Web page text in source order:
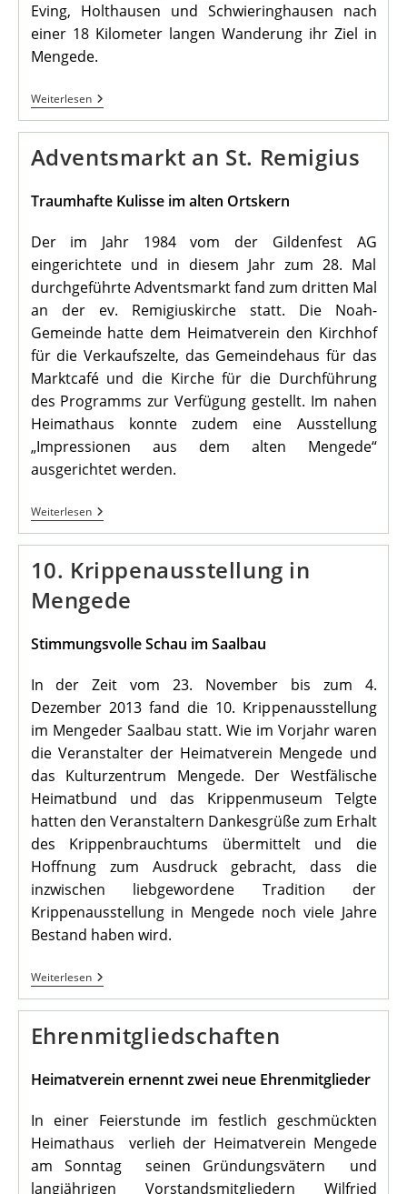
Eving, Holthausen und Schwieringhausen nach
einer 18 Kilometer langen Wanderung ihr Ziel in
Mengede.
WeiterlesenBesuch
Aus
Lünen
Heimathaus
Adventsmarkt an St. Remigius
Traumhafte Kulisse im alten Ortskern
Der im Jahr 1984 vom der Gildenfest AG
eingerichtete und in diesem Jahr zum 28. Mal
durchgeführte Adventsmarkt fand zum dritten Mal
an der ev. Remigiuskirche statt. Die Noah-
Gemeinde hatte dem Heimatverein den Kirchhof
für die Verkaufszelte, das Gemeindehaus für das
Marktcafé und die Kirche für die Durchführung
des Programms zur Verfügung gestellt. Im nahen
Heimathaus konnte zudem eine Ausstellung
„Impressionen aus dem alten Mengede“
ausgerichtet werden.
WeiterlesenAdventsmarkt
An
St.
10. Krippenausstellung in
Mengede
Stimmungsvolle Schau im Saalbau
In der Zeit vom 23. November bis zum 4.
Dezember 2013 fand die 10. Krippenausstellung
im Mengeder Saalbau statt. Wie im Vorjahr waren
die Veranstalter der Heimatverein Mengede und
das Kulturzentrum Mengede. Der Westfälische
Heimatbund und das Krippenmuseum Telgte
hatten den Veranstaltern Dankesgrüße zum Erhalt
des Krippenbrauchtums übermittelt und die
Hoffnung zum Ausdruck gebracht, dass die
inzwischen liebgewordene Tradition der
Krippenausstellung in Mengede noch viele Jahre
Bestand haben wird.
Weiterlesen10.
Krippenausstellung
In
Ehrenmitgliedschaften
Heimatverein ernennt zwei neue Ehrenmitglieder
In einer Feierstunde im festlich geschmückten
Heimathaus verlieh der Heimatverein Mengede
am Sonntag seinen Gründungsvätern und
langjährigen Vorstandsmitgliedern Wilfried